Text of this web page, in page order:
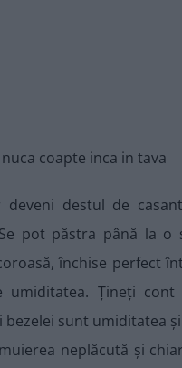
deveni destul de
pot păstra până la o
închise perfect
umiditatea. Țineți cont
bezelei sunt umiditatea
neplăcută și